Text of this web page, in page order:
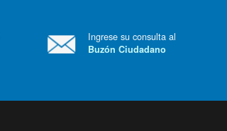
Ingrese su consulta al
Buzón Ciudadano